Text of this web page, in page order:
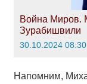
Война Миров.
Зурабишвили
30.10.2024 08:30
Напомним,